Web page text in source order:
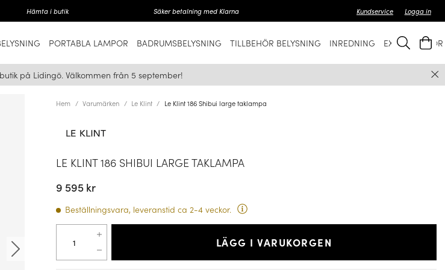
Hämta i butik Säker betalning med Klarna Kundservice Logga in
PORTABLA LAMPOR BADRUMSBELYSNING TILLBEHÖR BELYSNING INREDNING EXKLUSIVT
på Lidingö. Välkommen från 5 september!
Hem Varumärken Le Klint Le Klint 186 Shibui large taklampa
LE KLINT 186 SHIBUI LARGE TAKLAMPA
9 595 kr
Beställningsvara, leveranstid ca 2-4 veckor.
LÄGG I VARUKORGEN